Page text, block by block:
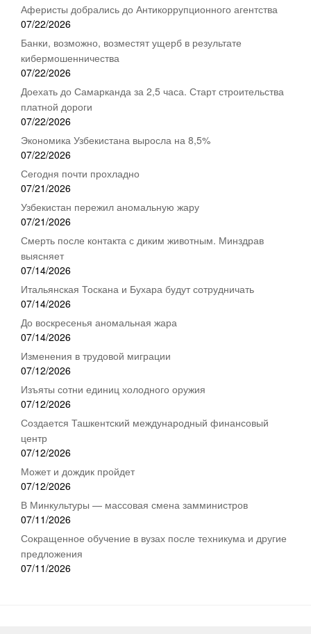
Аферисты добрались до Антикоррупционного агентства
07/22/2026
Банки, возможно, возместят ущерб в результате
кибермошенничества
07/22/2026
Доехать до Самарканда за 2,5 часа. Старт строительства
платной дороги
07/22/2026
Экономика Узбекистана выросла на 8,5%
07/22/2026
Сегодня почти прохладно
07/21/2026
Узбекистан пережил аномальную жару
07/21/2026
Смерть после контакта с диким животным. Минздрав
выясняет
07/14/2026
Итальянская Тоскана и Бухара будут сотрудничать
07/14/2026
До воскресенья аномальная жара
07/14/2026
Изменения в трудовой миграции
07/12/2026
Изъяты сотни единиц холодного оружия
07/12/2026
Создается Ташкентский международный финансовый
центр
07/12/2026
Может и дождик пройдет
07/12/2026
В Минкультуры — массовая смена замминистров
07/11/2026
Сокращенное обучение в вузах после техникума и другие
предложения
07/11/2026